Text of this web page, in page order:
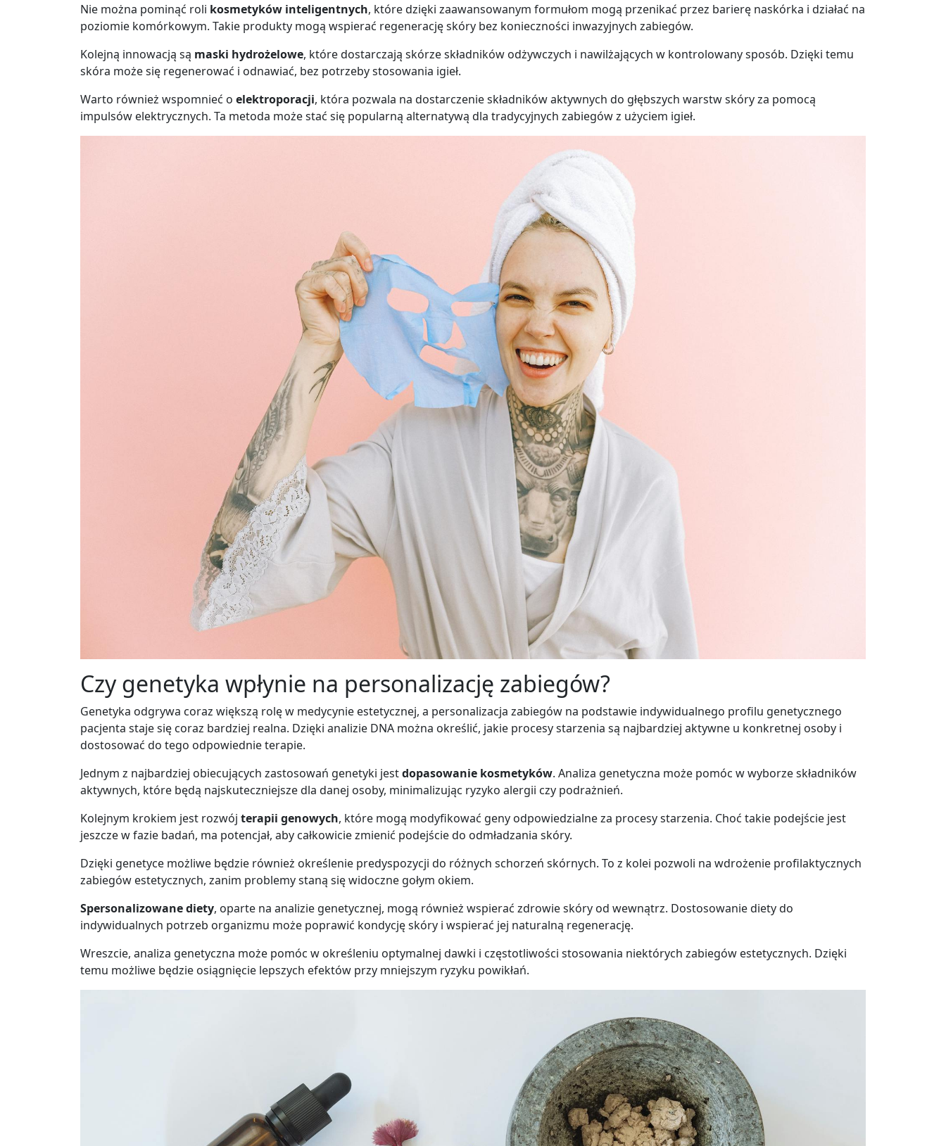
Nie można pominąć roli kosmetyków inteligentnych, które dzięki zaawansowanym formułom mogą przenikać przez barierę naskórka i działać na
poziomie komórkowym. Takie produkty mogą wspierać regenerację skóry bez konieczności inwazyjnych zabiegów.
Kolejną innowacją są maski hydrożelowe, które dostarczają skórze składników odżywczych i nawilżających w kontrolowany sposób. Dzięki temu
skóra może się regenerować i odnawiać, bez potrzeby stosowania igieł.
Warto również wspomnieć o elektroporacji, która pozwala na dostarczenie składników aktywnych do głębszych warstw skóry za pomocą
impulsów elektrycznych. Ta metoda może stać się popularną alternatywą dla tradycyjnych zabiegów z użyciem igieł.
Czy genetyka wpłynie na personalizację zabiegów?
Genetyka odgrywa coraz większą rolę w medycynie estetycznej, a personalizacja zabiegów na podstawie indywidualnego profilu genetycznego
pacjenta staje się coraz bardziej realna. Dzięki analizie DNA można określić, jakie procesy starzenia są najbardziej aktywne u konkretnej osoby i
dostosować do tego odpowiednie terapie.
Jednym z najbardziej obiecujących zastosowań genetyki jestdopasowanie kosmetyków. Analiza genetyczna może pomóc w wyborze składników
aktywnych, które będą najskuteczniejsze dla danej osoby, minimalizując ryzyko alergii czy podrażnień.
Kolejnym krokiem jest rozwój terapii genowych, które mogą modyfikować geny odpowiedzialne za procesy starzenia. Choć takie podejście jest
jeszcze w fazie badań, ma potencjał, aby całkowicie zmienić podejście do odmładzania skóry.
Dzięki genetyce możliwe będzie również określenie predyspozycji do różnych schorzeń skórnych. To z kolei pozwoli na wdrożenie profilaktycznych
zabiegów estetycznych, zanim problemy staną się widoczne gołym okiem.
Spersonalizowane diety, oparte na analizie genetycznej, mogą również wspierać zdrowie skóry od wewnątrz. Dostosowanie diety do
indywidualnych potrzeb organizmu może poprawić kondycję skóry i wspierać jej naturalną regenerację.
Wreszcie, analiza genetyczna może pomóc w określeniu optymalnej dawki i częstotliwości stosowania niektórych zabiegów estetycznych. Dzięki
temu możliwe będzie osiągnięcie lepszych efektów przy mniejszym ryzyku powikłań.